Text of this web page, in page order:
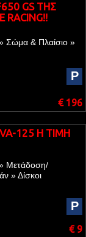
GS ΤΗΣ
RACING!!
Σώμα & Πλαίσιο »
P
€ 196
125 Η ΤΙΜΗ
Μετάδοση/
» Δίσκοι
P
€ 9